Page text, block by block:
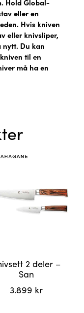
Hold Global-
eller en
Hvis kniven
eller knivsliper,
nytt. Du kan
til en
må ha en
2 deler –
San
3.899 kr